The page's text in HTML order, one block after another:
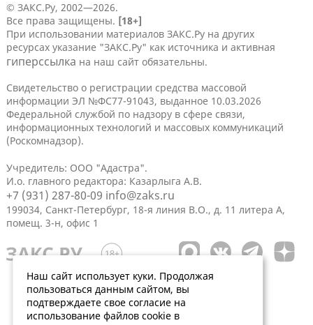
© ЗАКС.Ру, 2002—2026.
Все права защищены. [18+]
При использовании материалов ЗАКС.Ру на других
ресурсах указание "ЗАКС.Ру" как источника и активная
гиперссылка на наш сайт обязательны.
Свидетельство о регистрации средства массовой
информации ЭЛ №ФС77-91043, выданное 10.03.2026
Федеральной службой по надзору в сфере связи,
информационных технологий и массовых коммуникаций
(Роскомнадзор).
Учредитель: ООО "Адастра".
И.о. главного редактора: Казарлыга А.В.
+7 (931) 287-80-09 info@zaks.ru
199034, Санкт-Петербург, 18-я линия В.О., д. 11 литера А,
помещ. 3-н, офис 1
Наш сайт использует куки. Продолжая
пользоваться данным сайтом, вы
подтверждаете свое согласие на
использование файлов cookie в